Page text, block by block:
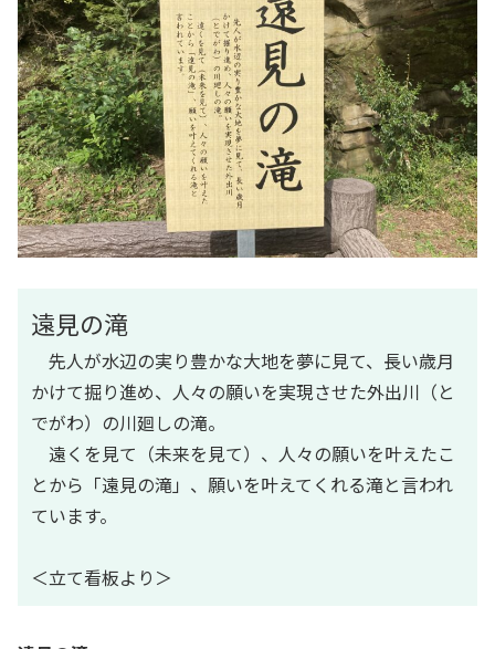
遠見の滝
先人が水辺の実り豊かな大地を夢に見て、長い歳月
かけて掘り進め、人々の願いを実現させた外出川（と
でがわ）の川廻しの滝。
遠くを見て（未来を見て）、人々の願いを叶えたこ
とから「遠見の滝」、願いを叶えてくれる滝と言われ
ています。
＜立て看板より＞